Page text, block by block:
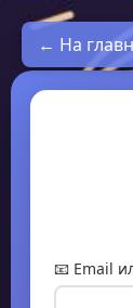
← На
📧 Email